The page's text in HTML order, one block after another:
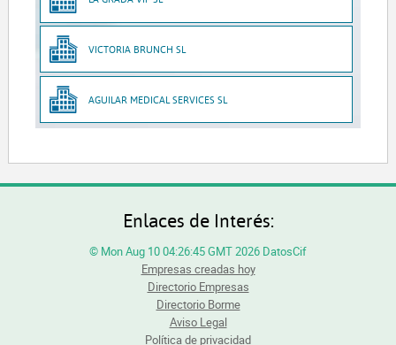
VICTORIA BRUNCH SL
AGUILAR MEDICAL SERVICES SL
Enlaces de Interés:
© Mon Aug 10 04:26:45 GMT 2026 DatosCif
Empresas creadas hoy
Directorio Empresas
Directorio Borme
Aviso Legal
Política de privacidad